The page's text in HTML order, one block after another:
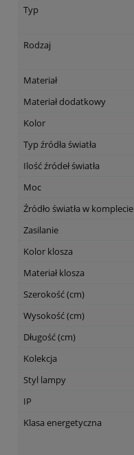
Typ
Rodzaj
Materiał
Materiał dodatkowy
Kolor
Typ źródła światła
Ilość źródeł światła
Moc
Źródło światła w komplecie
Zasilanie
Kolor klosza
Materiał klosza
Szerokość (cm)
Wysokość (cm)
Długość (cm)
Kolekcja
Styl lampy
IP
Klasa energetyczna